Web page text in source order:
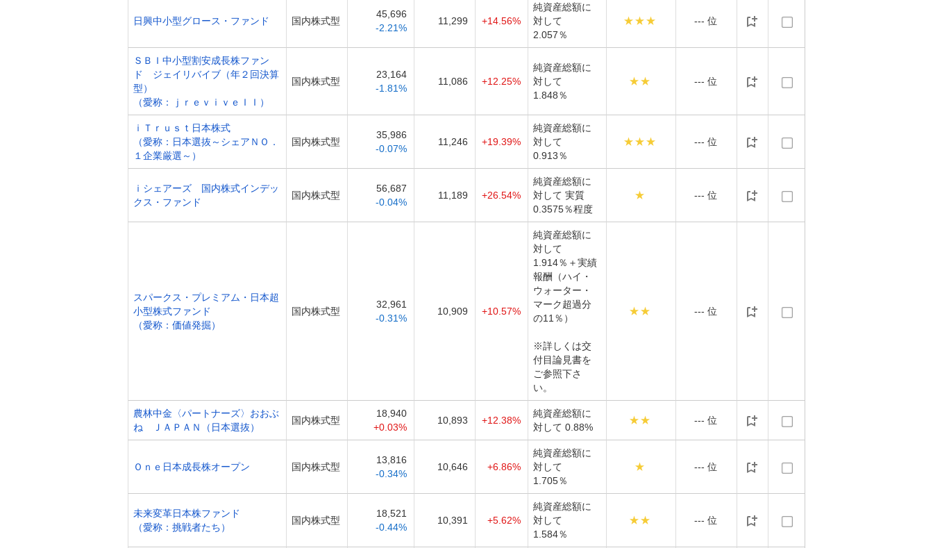
日興中小型グロース・ファンド 国内株式型
45,696
-2.21%
11,299 +14.56%
純資産総額に
対して
2.057％
★★★ --- 位
ＳＢＩ中小型割安成長株ファン
ド ジェイリバイブ（年２回決算
型）
（愛称：ｊｒｅｖｉｖｅＩＩ）
国内株式型
23,164
-1.81%
11,086 +12.25%
純資産総額に
対して
1.848％
★★ --- 位
ｉＴｒｕｓｔ日本株式
（愛称：日本選抜～シェアＮＯ．
１企業厳選～）
国内株式型
35,986
-0.07%
11,246 +19.39%
純資産総額に
対して
0.913％
★★★ --- 位
ｉシェアーズ 国内株式インデッ
クス・ファンド
国内株式型
56,687
-0.04%
11,189 +26.54%
純資産総額に
対して 実質
0.3575％程度
★ --- 位
スパークス・プレミアム・日本超
小型株式ファンド
（愛称：価値発掘）
国内株式型
32,961
-0.31%
10,909 +10.57%
純資産総額に
対して
1.914％＋実績
報酬（ハイ・
ウォーター・
マーク超過分
の11％）
※詳しくは交
付目論見書を
ご参照下さ
い。
★★ --- 位
農林中金〈パートナーズ〉おおぶ
ね ＪＡＰＡＮ（日本選抜）
国内株式型
18,940
+0.03%
10,893 +12.38%
純資産総額に
対して 0.88%
★★ --- 位
Ｏｎｅ日本成長株オープン 国内株式型
13,816
-0.34%
10,646 +6.86%
純資産総額に
対して
1.705％
★ --- 位
未来変革日本株ファンド
（愛称：挑戦者たち）
国内株式型
18,521
-0.44%
10,391 +5.62%
純資産総額に
対して
1.584％
★★ --- 位